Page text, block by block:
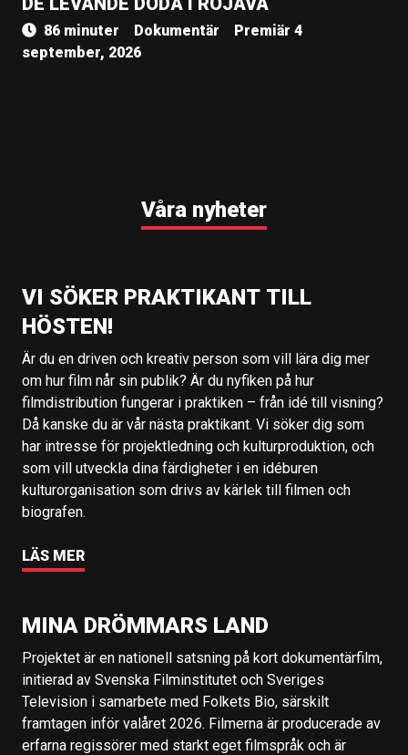
86 minuter Dokumentär
Premiär 4
september, 2026
Våra nyheter
VI SÖKER PRAKTIKANT TILL
HÖSTEN!
Är du en driven och kreativ person som vill lära dig mer
om hur film når sin publik? Är du nyfiken på hur
filmdistribution fungerar i praktiken – från idé till visning?
Då kanske du är vår nästa praktikant. Vi söker dig som
har intresse för projektledning och kulturproduktion, och
som vill utveckla dina färdigheter i en idéburen
kulturorganisation som drivs av kärlek till filmen och
biografen.
LÄS MER
MINA DRÖMMARS LAND
Projektet är en nationell satsning på kort dokumentärfilm,
initierad av Svenska Filminstitutet och Sveriges
Television i samarbete med Folkets Bio, särskilt
framtagen inför valåret 2026. Filmerna är producerade av
erfarna regissörer med starkt eget filmspråk och är